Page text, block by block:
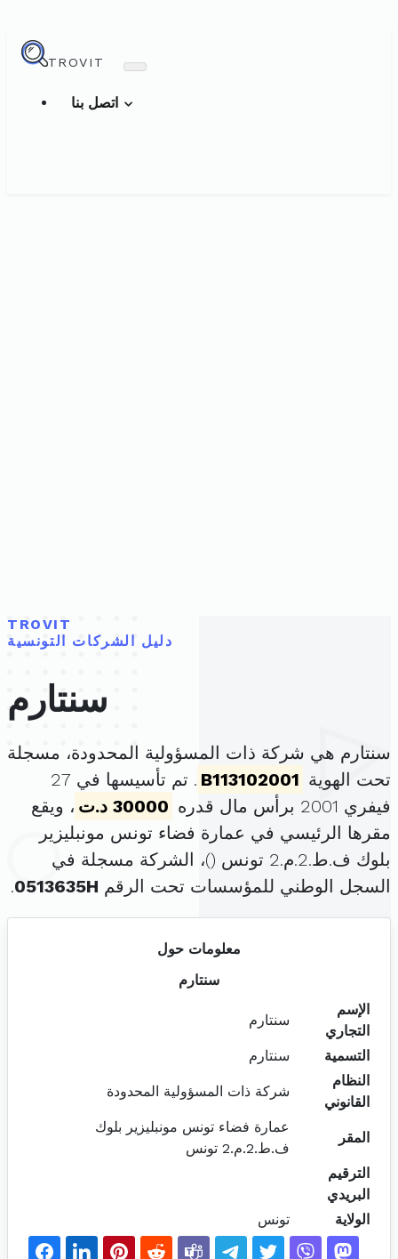
TROVIT
TROVIT
دليل الشركات التونسية
سنتارم
سنتارم هي شركة ذات المسؤولية المحدودة، مسجلة
تحت الهوية B113102001
. تم تأسيسها في 27
فيفري 2001 برأس مال قدره
30000 د.ت
، ويقع
مقرها الرئيسي في عمارة فضاء تونس مونبليزير
بلوك ف.ط.2.م.2 تونس (
)، الشركة مسجلة في
السجل الوطني للمؤسسات تحت الرقم 0513635H
.
معلومات حول
سنتارم
الإسم
التجاري
سنتارم
التسمية
سنتارم
النظام
القانوني
شركة ذات المسؤولية المحدودة
المقر
عمارة فضاء تونس مونبليزير بلوك
ف.ط.2.م.2 تونس
الترقيم
البريدي
الولاية
تونس